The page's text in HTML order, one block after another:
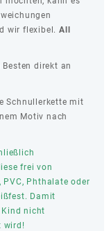
wir flexibel. All
direkt an
Schnullerkette mit
Motiv nach
frei von
Phthalate oder
Damit
nicht
wird!